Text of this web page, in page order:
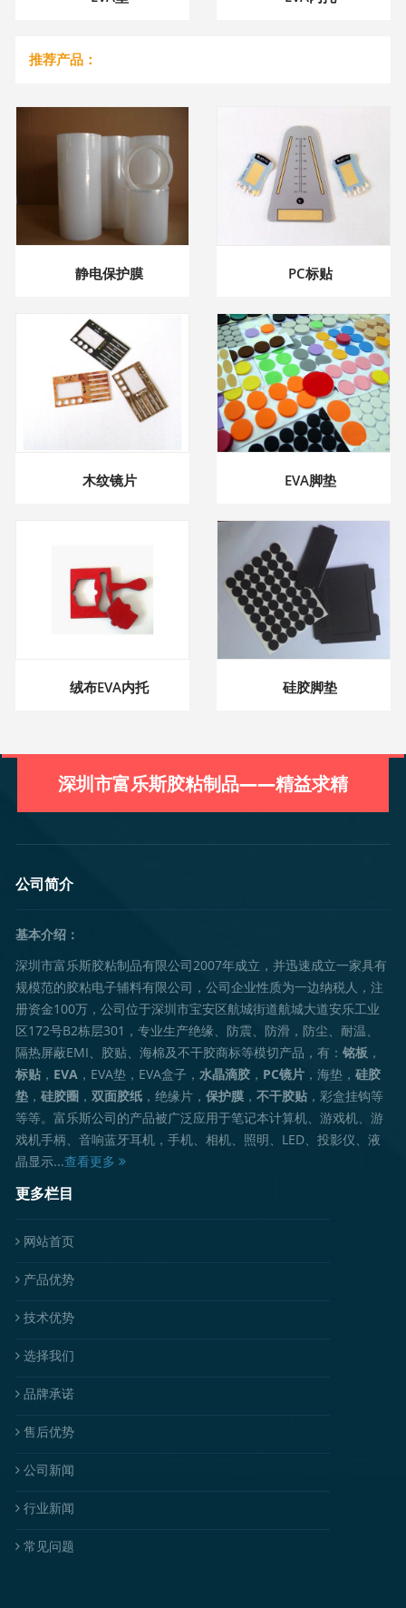
推荐产品：
静电保护膜 PC标贴
木纹镜片 EVA脚垫
绒布EVA内托 硅胶脚垫
深圳市富乐斯胶粘制品——精益求精
公司简介
基本介绍：
深圳市富乐斯胶粘制品有限公司2007年成立，并迅速成立一家具有
规模范的胶粘电子辅料有限公司，公司企业性质为一边纳税人，注
册资金100万，公司位于深圳市宝安区航城街道航城大道安乐工业
区172号B2栋层301，专业生产绝缘、防震、防滑，防尘、耐温、
隔热屏蔽EMI、胶贴、海棉及不干胶商标等模切产品，有：铭板 ，
标贴 ， EVA ，EVA垫，EVA盒子， 水晶滴胶 ， PC镜片 ，海垫，硅胶
垫 ，硅胶圈 ，双面胶纸 ，绝缘片，保护膜 ，不干胶贴 ，彩盒挂钩等
等等。富乐斯公司的产品被广泛应用于笔记本计算机、游戏机、游
戏机手柄、音响蓝牙耳机，手机、相机、照明、LED、投影仪、液
晶显示...查看更多
更多栏目
网站首页
产品优势
技术优势
选择我们
品牌承诺
售后优势
公司新闻
行业新闻
常见问题